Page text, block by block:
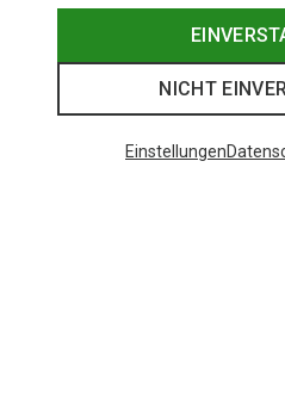
NICHT
Einstellungen